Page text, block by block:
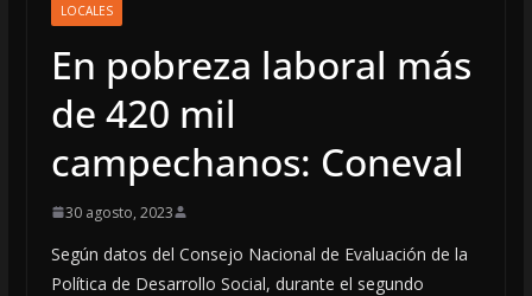
LOCALES
En pobreza laboral más
de 420 mil
campechanos: Coneval
30 agosto, 2023
Según datos del Consejo Nacional de Evaluación de la
Política de Desarrollo Social, durante el segundo